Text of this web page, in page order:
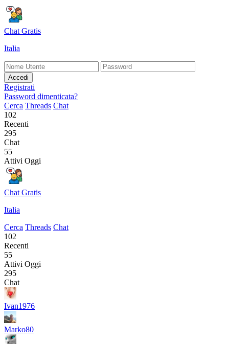
Chat Gratis
Italia
Accedi
Registrati
Password dimenticata?
Cerca Threads Chat
102
Recenti
295
Chat
55
Attivi Oggi
Chat Gratis
Italia
Cerca Threads Chat
102
Recenti
55
Attivi Oggi
295
Chat
Ivan1976
Marko80